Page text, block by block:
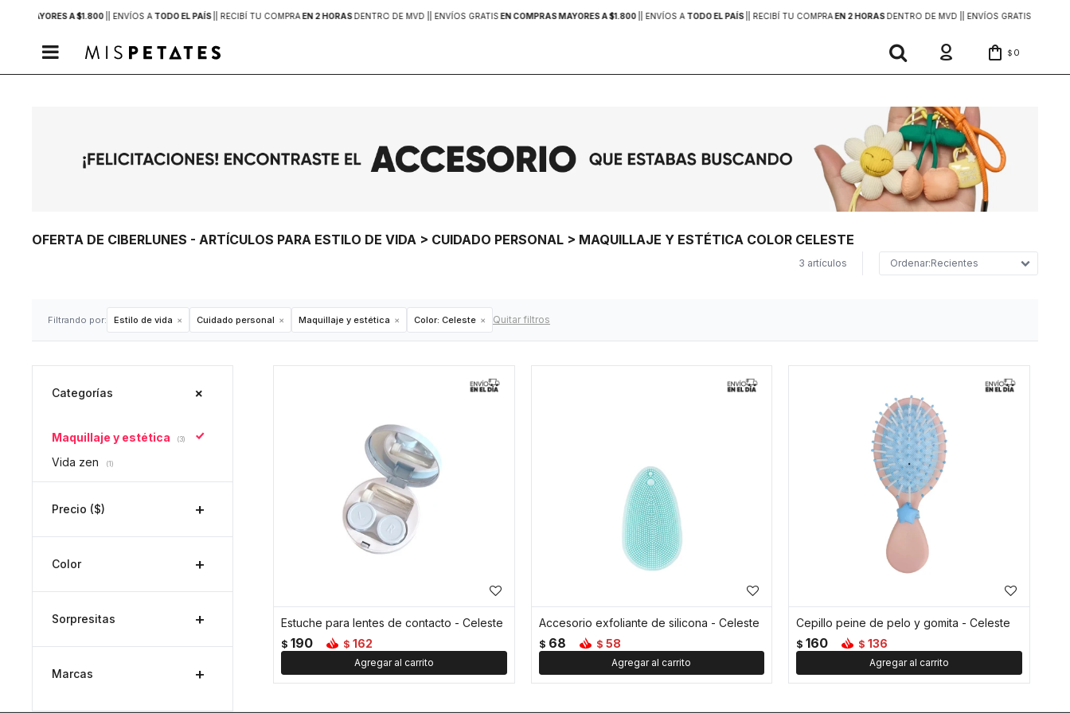
MAYORES A $1.800 | ENVÍOS A TODO EL PAÍS | RECIBÍ TU COMPRAEN 2 HORASDENTRO DE MVD | | ENVÍOS GRATISEN COMPRAS MAYORES A $1.800 | ENVÍOS A TODO EL PAÍS | RECIBÍ TU COMPRAEN 2 HORASDENTRO DE MVD | | ENVÍOS GRATIS
 $ 0
OFERTA DE CIBERLUNES - ARTÍCULOS PARA ESTILO DE VIDA > CUIDADO PERSONAL > MAQUILLAJE Y ESTÉTICA COLOR CELESTE
3 artículos Recientes
Filtrando por: Estilo de vida Cuidado personal Maquillaje y estética Color: Celeste Quitar filtros
Estuche para lentes de contacto - Celeste
$ 190 $ 162
Accesorio exfoliante de silicona - Celeste
$ 68 $ 58
Cepillo peine de pelo y gomita - Celeste
$ 160 $ 136
Categorías
Maquillaje y estética (3)
Vida zen (1)
Precio ($)
Color
Sorpresitas
Marcas